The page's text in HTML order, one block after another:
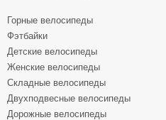
Горные велосипеды
Фэтбайки
Детские велосипеды
Женские велосипеды
Складные велосипеды
Двухподвесные велосипеды
Дорожные велосипеды